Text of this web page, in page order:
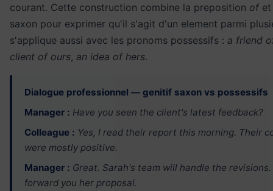
courant. Cette construction combine la preposition ofet
saxon pour exprimer qu'il s'agit d'un element parmi
s'applique aussi avec les pronoms possessifs : a friend
client of ours, an idea of hers.
Dialogue professionnel — genitif saxon vs possessifs
Manager : Have you seen the client's latest feedback?
Colleague : Yes, I read their report this morning. Their
were mostly positive.
Manager : Great. Sarah's team will handle the revisions.
forward you her proposal.